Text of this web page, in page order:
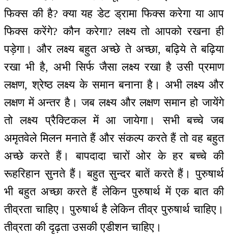
फिक्स की है? क्या यह डेट ड्रामा फिक्स करेगा या आप
फिक्स करेंगे? कौन करेगा? लक्ष्य तो आपको रखना ही
पड़ेगा। और लक्ष्य बहुत अच्छे ते अच्छा, बढ़िये ते बढ़िया
रखा भी है, अभी सिर्फ जैसा लक्ष्य रखा है उसी प्रमाण
लक्षण, श्रेष्ठ लक्ष्य के समान बनाना है। अभी लक्ष्य और
लक्षण में अन्तर है। जब लक्ष्य और लक्षण समान हो जायेंगे
तो लक्ष्य प्रैक्टिकल में आ जायेगा। सभी बच्चे जब
अमृतवेले मिलन मनाते हैं और संकल्प करते हैं तो वह बहुत
अच्छे करते हैं। बापदादा चारों ओर के हर बच्चे की
रूहरिहान सुनते हैं। बहुत सुन्दर बातें करते हैं। पुरुषार्थ
भी बहुत अच्छा करते हैं लेकिन पुरुषार्थ में एक बात की
तीव्रता चाहिए। पुरुषार्थ है लेकिन तीव्र पुरुषार्थ चाहिए।
तीव्रता की दृढ़ता उसकी एडीशन चाहिए।